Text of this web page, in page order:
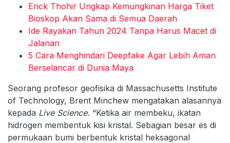
Erick Thohir Ungkap Kemungkinan Harga Tiket
Bioskop Akan Sama di Semua Daerah
Ide Rayakan Tahun 2024 Tanpa Harus Macet di
Jalanan
5 Cara Menghindari Deepfake Agar Lebih Aman
Berselancar di Dunia Maya
Seorang profesor geofisika di Massachusetts Institute
of Technology, Brent Minchew mengatakan alasannya
kepada Live Science. “Ketika air membeku, ikatan
hidrogen membentuk kisi kristal. Sebagian besar es di
permukaan bumi berbentuk kristal heksagonal